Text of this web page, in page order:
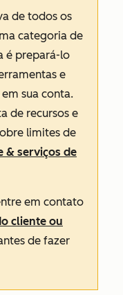
de todos os
categoria de
é prepará-lo
e
sua conta.
de recursos e
limites de
& serviços de
em contato
cliente ou
de fazer